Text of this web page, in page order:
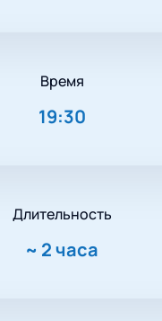
Время
19:30
Длительность
~ 2 часа